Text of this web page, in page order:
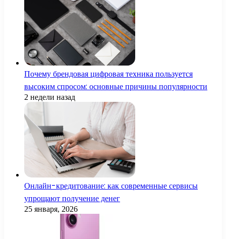
Почему брендовая цифровая техника пользуется
высоким спросом: основные причины популярности
2 недели назад
Онлайн-кредитование: как современные сервисы
упрощают получение денег
25 января, 2026